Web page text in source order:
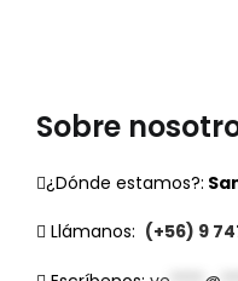
Sobre
¿Dónde estamos?:
Llámanos: (+56) 9